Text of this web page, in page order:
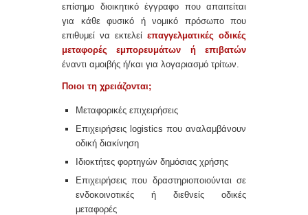
επίσημο διοικητικό έγγραφο που απαιτείται
για κάθε φυσικό ή νομικό πρόσωπο που
επιθυμεί να εκτελεί επαγγελματικές οδικές
μεταφορές εμπορευμάτων ή επιβατών
έναντι αμοιβής ή/και για λογαριασμό τρίτων.
Ποιοι τη χρειάζονται;
Μεταφορικές επιχειρήσεις
Επιχειρήσεις logistics που αναλαμβάνουν
οδική διακίνηση
Ιδιοκτήτες φορτηγών δημόσιας χρήσης
Επιχειρήσεις που δραστηριοποιούνται σε
ενδοκοινοτικές ή διεθνείς οδικές
μεταφορές